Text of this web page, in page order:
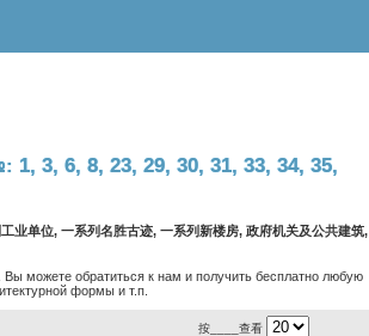
3, 6, 8, 23, 29, 30, 31, 33, 34, 35,
业单位, 一系列名胜古迹, 一系列新楼房, 政府机关及公共建筑,
можете обратиться к нам и получить бесплатно любую
формы и т.п.
按____查看